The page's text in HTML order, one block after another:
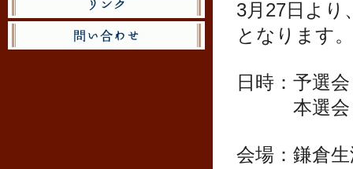
3月27日より
となります。
日時：予選
本選
会場：鎌倉